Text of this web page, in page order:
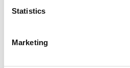
Statistics
Marketing